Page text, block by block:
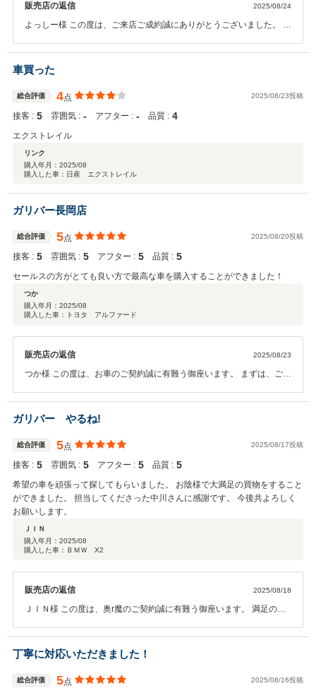
販売店の返信 2025/08/24
よっしー様 この度は、ご来店ご成約誠にありがとうございました。 是
ー長岡店 松前
車買った
総合評価 4点 2025/08/23投稿
接客 : 5 雰囲気 : ‐ アフター : ‐ 品質 : 4
エクストレイル
リンク
購入年月： 2025/08
購入した車：日産 エクストレイル
ガリバー長岡店
総合評価 5点 2025/08/20投稿
接客 : 5 雰囲気 : 5 アフター : 5 品質 : 5
セールスの方がとても良い方で最高な車を購入することができました！
つか
購入年月： 2025/08
購入した車：トヨタ アルファード
販売店の返信 2025/08/23
つか様 この度は、お車のご契約誠に有難う御座います。 まずは、ご納
います。 今後とも宜しくお願い致します。
ガリバー やるね!
総合評価 5点 2025/08/17投稿
接客 : 5 雰囲気 : 5 アフター : 5 品質 : 5
希望の車を頑張って探してもらいました。 お陰様で大満足の買物をすること
ができました。 担当してくださった中川さんに感謝です。 今後共よろしく
お願いします。
ＪＩＮ
購入年月： 2025/08
購入した車：ＢＭＷ X2
販売店の返信 2025/08/18
ＪＩＮ様 この度は、奥r魔のご契約誠に有難う御座います。 満足のい
ればと思います。 まずは、ご納車まで宜しくお願い致します。
丁寧に対応いただきました！
総合評価 5点 2025/08/16投稿